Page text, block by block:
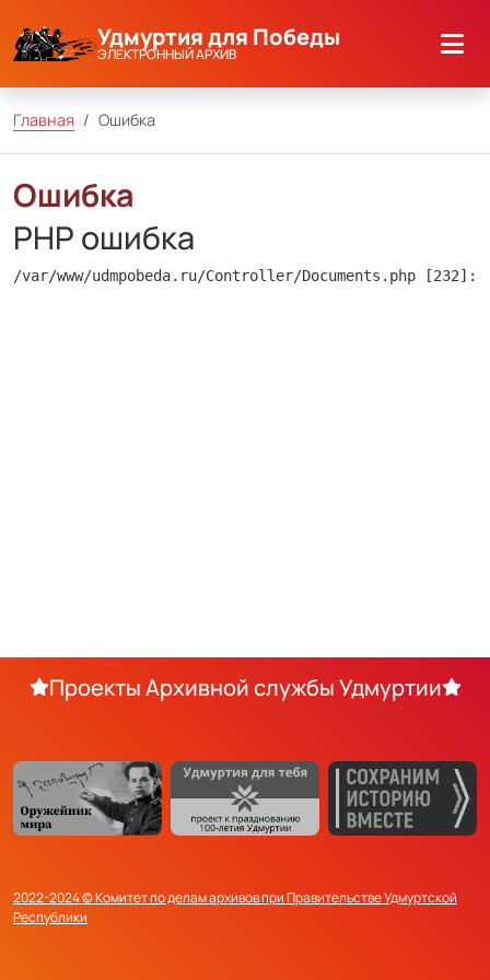
Удмуртия для Победы
ЭЛЕКТРОННЫЙ АРХИВ
Главная Ошибка
Ошибка
PHP ошибка
/var/www/udmpobeda.ru/Controller/Documents.php
Проекты Архивной службы Удмуртии
2022-2024 © Комитет по делам архивов при Правительстве Удмуртской
Республики